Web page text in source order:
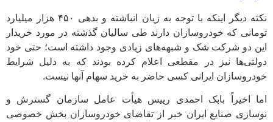
نکته دیگر اینکه با توجه به زیان انباشته و بدهی ۴۵۰ هزار میلیارد
تومانی که خودروسازان دارند طی سالیان گذشته در مورد خریدار
این دو شرکت شک و شبهه‌های زیادی وجود داشته است؛ حتی خود
دولتی‌ها نیز در مقطعی اعلام کرده بودند که به دلیل شرایط
خودروسازان ایرانی کسی حاضر به خرید سهام آنها نیست.
اما اخیراً بابک احمدی رییس هیأت عامل سازمان گسترش و
نوسازی صنایع ایران خبر از تقاضای خودروسازان بخش خصوصی